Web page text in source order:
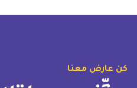
كن عارض معنا